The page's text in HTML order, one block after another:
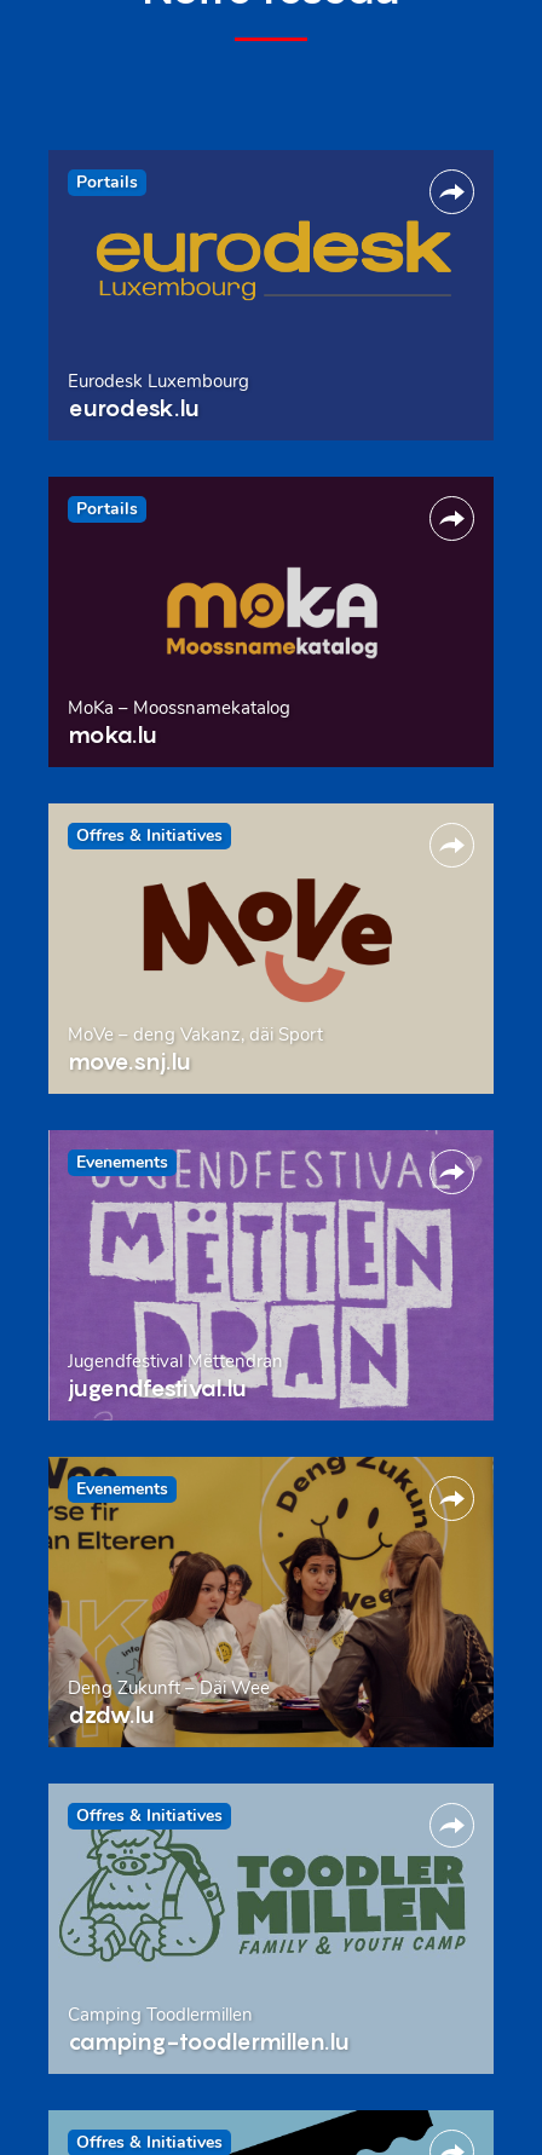
Portails
Eurodesk Luxembourg
eurodesk.lu
Portails
MoKa – Moossnamekatalog
moka.lu
Offres & Initiatives
MoVe – deng Vakanz, däi Sport
move.snj.lu
Evenements
Jugendfestival Mëttendran
jugendfestival.lu
Evenements
Deng Zukunft – Däi Wee
dzdw.lu
Offres & Initiatives
Camping Toodlermillen
camping-toodlermillen.lu
Offres & Initiatives